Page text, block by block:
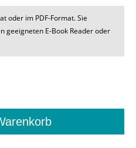
oder im PDF-Format. Sie
geeigneten E-Book Reader oder